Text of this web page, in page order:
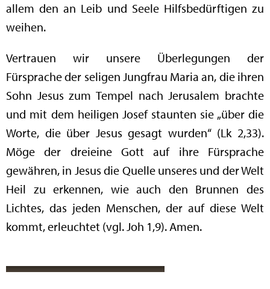
allem den an Leib und Seele Hilfsbedürftigen zu
weihen.
Vertrauen wir unsere Überlegungen der
Fürsprache der seligen Jungfrau Maria an, die ihren
Sohn Jesus zum Tempel nach Jerusalem brachte
und mit dem heiligen Josef staunten sie „über die
Worte, die über Jesus gesagt wurden“ (Lk 2,33).
Möge der dreieine Gott auf ihre Fürsprache
gewähren, in Jesus die Quelle unseres und der Welt
Heil zu erkennen, wie auch den Brunnen des
Lichtes, das jeden Menschen, der auf diese Welt
kommt, erleuchtet (vgl. Joh 1,9). Amen.